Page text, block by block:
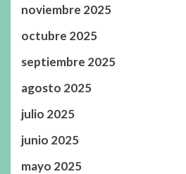
noviembre 2025
octubre 2025
septiembre 2025
agosto 2025
julio 2025
junio 2025
mayo 2025